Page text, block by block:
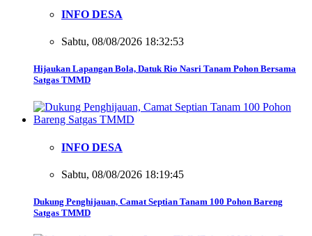
INFO DESA
Sabtu, 08/08/2026 18:32:53
Hijaukan Lapangan Bola, Datuk Rio Nasri Tanam Pohon Bersama
Satgas TMMD
INFO DESA
Sabtu, 08/08/2026 18:19:45
Dukung Penghijauan, Camat Septian Tanam 100 Pohon Bareng
Satgas TMMD